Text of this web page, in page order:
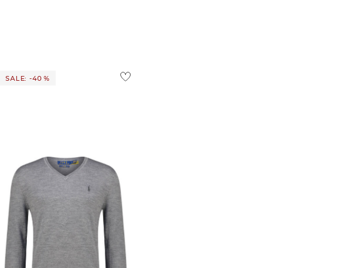
SALE: -40 %
Polo Ralph Lauren | Herren